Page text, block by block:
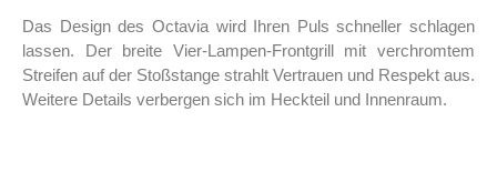
Das Design des Octavia wird Ihren Puls schneller schlagen
lassen. Der breite Vier-Lampen-Frontgrill mit verchromtem
Streifen auf der Stoßstange strahlt Vertrauen und Respekt aus.
Weitere Details verbergen sich im Heckteil und Innenraum.